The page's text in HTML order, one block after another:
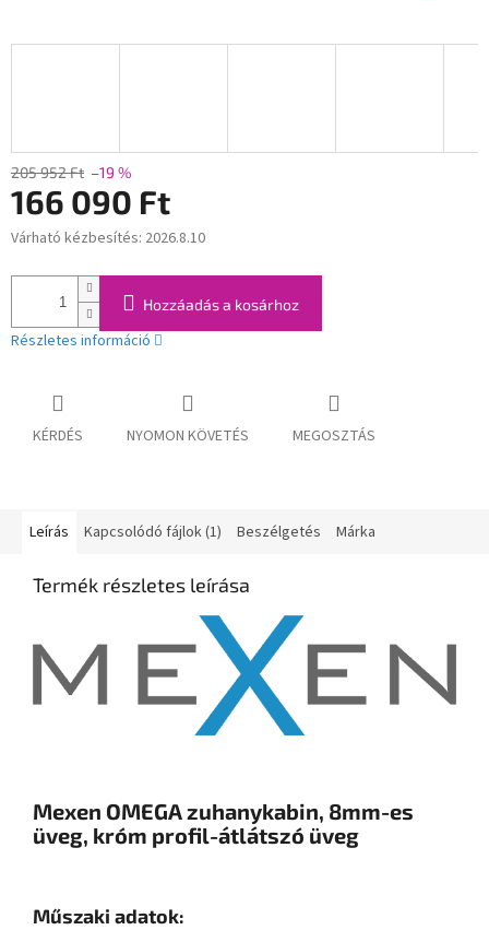
205 952 Ft –19 %
166 090 Ft
Egységár:
Várható kézbesítés: 2026.8.10
Hozzáadás a kosárhoz
Részletes információ
KÉRDÉS NYOMON KÖVETÉS MEGOSZTÁS
Leírás Kapcsolódó fájlok (1) Beszélgetés Márka
Termék részletes leírása
Mexen OMEGA zuhanykabin, 8mm-es
üveg, króm profil-átlátszó üveg
Műszaki adatok: